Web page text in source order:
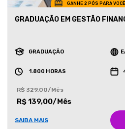
GANHE 2 PÓS PARA
GRADUAÇÃO EM GESTÃO
GRADUAÇÃO
1.800 HORAS
R$ 329,00/Mês
R$ 139,00/Mês
SAIBA MAIS